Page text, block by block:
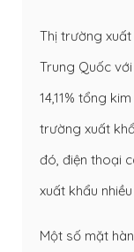
Thị trường
Trung Quốc
14,11% tổng
trường xuất
đó, điện thoại
xuất khẩu
Một số mặt